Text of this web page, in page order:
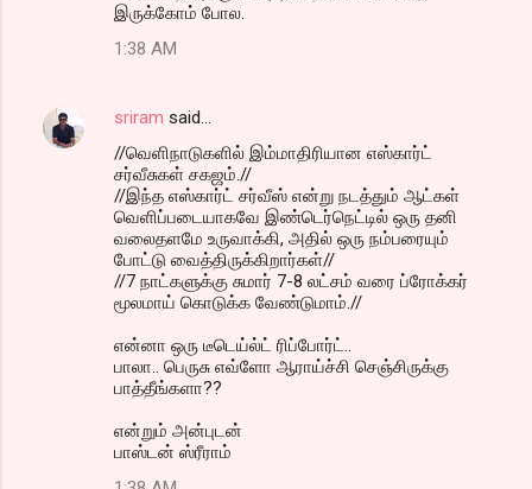
இருக்கோம் போல.
1:38 AM
sriram said…
//வெளிநாடுகளில் இம்மாதிரியான எஸ்கார்ட்
சர்வீசுகள் சகஜம்.//
//இந்த எஸ்கார்ட் சர்வீஸ் என்று நடத்தும் ஆட்கள்
வெளிப்படையாகவே இண்டெர்நெட்டில் ஒரு தனி
வலைதளமே உருவாக்கி, அதில் ஒரு நம்பரையும்
போட்டு வைத்திருக்கிறார்கள்//
//7 நாட்களுக்கு சுமார் 7-8 லட்சம் வரை ப்ரோக்கர்
மூலமாய் கொடுக்க வேண்டுமாம்.//
என்னா ஒரு டீடெய்ல்ட் ரிப்போர்ட்..
பாலா.. பெருசு எவ்ளோ ஆராய்ச்சி செஞ்சிருக்கு
பாத்தீங்களா??
என்றும் அன்புடன்
பாஸ்டன் ஸ்ரீராம்